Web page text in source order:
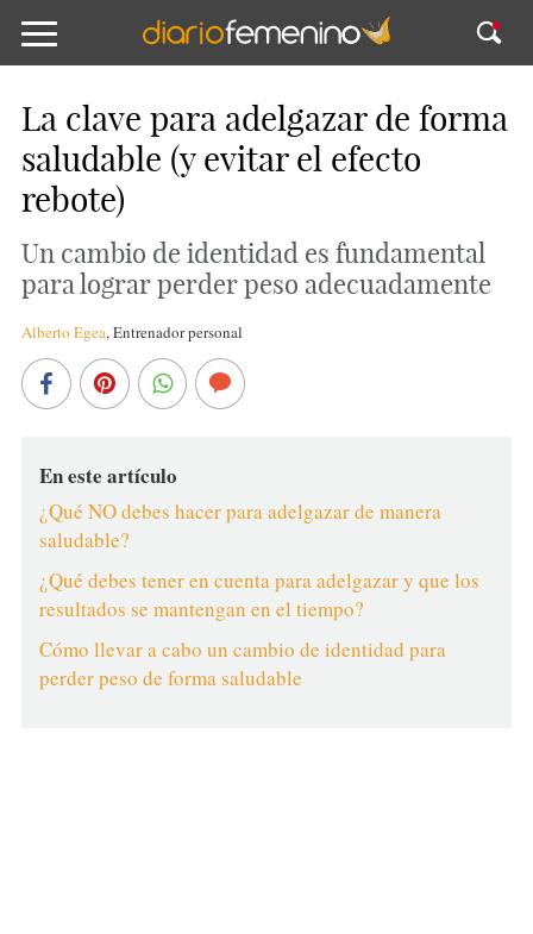
La clave para adelgazar de forma
saludable (y evitar el efecto
rebote)
Un cambio de identidad es fundamental
para lograr perder peso adecuadamente
Alberto Egea,Entrenador personal
En este artículo
¿Qué NO debes hacer para adelgazar de manera
saludable?
¿Qué debes tener en cuenta para adelgazar y que los
resultados se mantengan en el tiempo?
Cómo llevar a cabo un cambio de identidad para
perder peso de forma saludable